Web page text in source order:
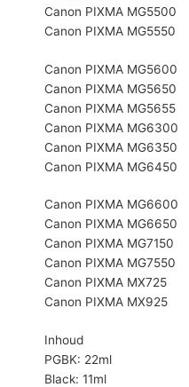
Canon PIXMA MG5500
Canon PIXMA MG5550
Canon PIXMA MG5600
Canon PIXMA MG5650
Canon PIXMA MG5655
Canon PIXMA MG6300
Canon PIXMA MG6350
Canon PIXMA MG6450
Canon PIXMA MG6600
Canon PIXMA MG6650
Canon PIXMA MG7150
Canon PIXMA MG7550
Canon PIXMA MX725
Canon PIXMA MX925
Inhoud
PGBK: 22ml
Black: 11ml